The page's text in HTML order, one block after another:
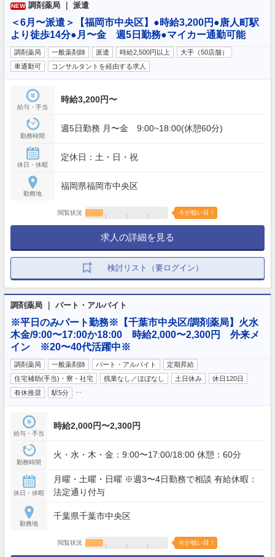
NEW 調剤薬局 ｜ 派遣
＜6月〜派遣＞【福岡市中央区】●時給3,200円●唐人町駅
より徒歩14分●月〜金 週5日勤務●マイカー通勤可能
調剤薬局 一般薬剤師 派遣 時給2,500円以上
大手（50店舗）
車通勤可
コンサルタントを経由する求人
給与・手当
時給3,200円〜
勤務時間
週5日勤務 月〜金 9:00~18:00(休憩60分)
休日・休暇
定休日：土・日・祝
勤務地
福岡県福岡市中央区
閲覧状況 今が狙い目！
求人の詳細を見る
検討リスト（要ログイン）
調剤薬局 ｜ パート・アルバイト
※平日のみパート勤務※【千葉市中央区/調剤薬局】火水
木金/9:00〜17:00か18:00 時給2,000〜2,300円 外来メ
イン ※20〜40代活躍中※
調剤薬局 一般薬剤師 パート・アルバイト
定期昇給
住宅補助(手当)・寮・社宅
残業なし／ほぼなし 土日休み
休日120日
有休推奨
駅5分
給与・手当
時給2,000円〜2,300円
勤務時間
火・水・木・金：9:00〜17:00/18:00 休憩：60分
休日・休暇
月曜・土曜・日曜 ※週3〜4日勤務で相談 有給休暇：
法定通り付与
勤務地
千葉県千葉市中央区
閲覧状況 今が狙い目！